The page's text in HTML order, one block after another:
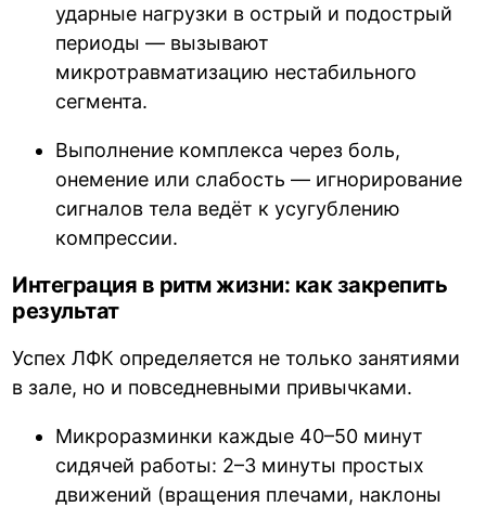
ударные нагрузки в острый и подострый
периоды — вызывают
микротравматизацию нестабильного
сегмента.
Выполнение комплекса через боль,
онемение или слабость — игнорирование
сигналов тела ведёт к усугублению
компрессии.
Интеграция в ритм жизни: как закрепить
результат
Успех ЛФК определяется не только занятиями
в зале, но и повседневными привычками.
Микроразминки каждые 40–50 минут
сидячей работы: 2–3 минуты простых
движений (вращения плечами, наклоны